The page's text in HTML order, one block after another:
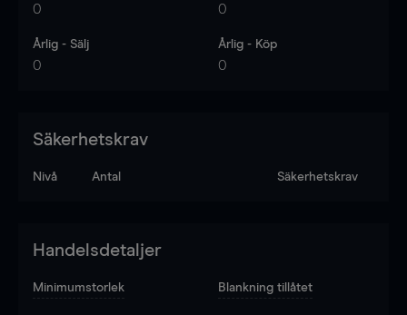
0 0
Årlig - Sälj
0
Årlig - Köp
0
Säkerhetskrav
Nivå Antal Säkerhetskrav
Handelsdetaljer
Minimumstorlek Blankning tillåtet